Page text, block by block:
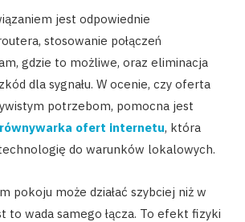
jest odpowiednie
stosowanie połączeń
gdzie to możliwe, oraz eliminacja
dla sygnału. W ocenie, czy oferta
potrzebom, pomocna jest
ofert internetu, która
do warunków lokalowych.
pokoju może działać szybciej niż w
to wada samego łącza. To efekt fizyki